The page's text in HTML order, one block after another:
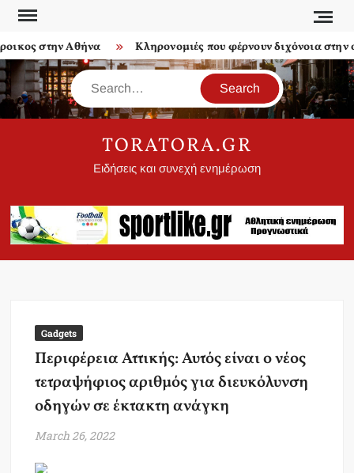
Skip
contentστην Αθήνα Κληρονομιές που φέρνουν διχόνοια στην
Search
TORATORA.GR
Ειδήσεις και συνεχή ενημέρωση
Gadgets
Περιφέρεια Αττικής: Αυτός είναι ο νέος
τετραψήφιος αριθμός για διευκόλυνση
οδηγών σε έκτακτη ανάγκη
March 26, 2022